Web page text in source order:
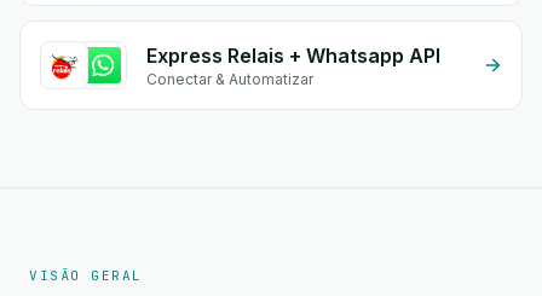
Express Relais + Whatsapp API
Conectar & Automatizar
VISÃO GERAL